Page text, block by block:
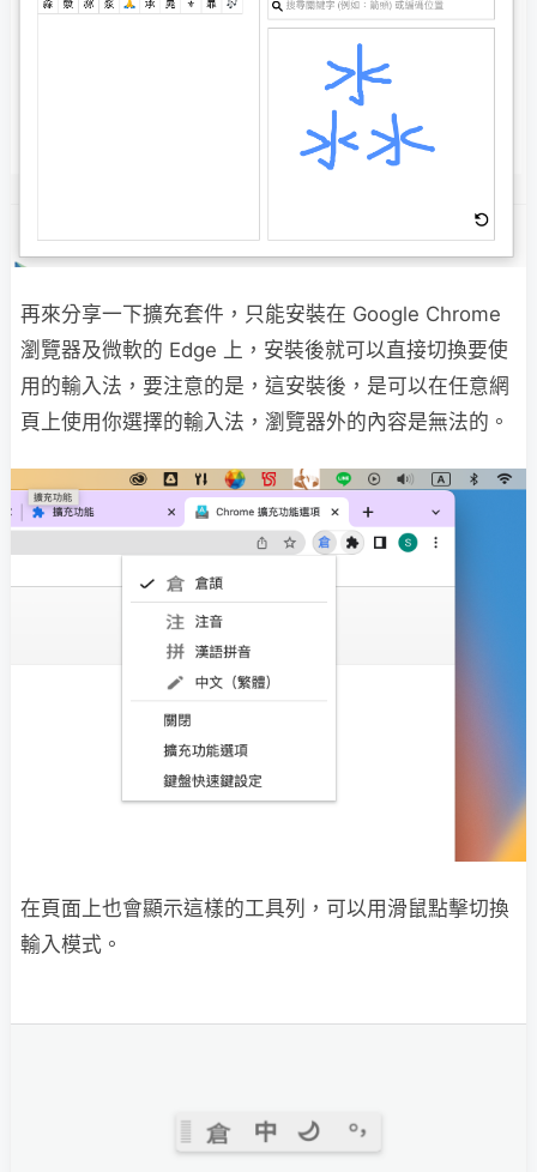
再來分享一下擴充套件，只能安裝在 Google Chrome
瀏覽器及微軟的 Edge 上，安裝後就可以直接切換要使
用的輸入法，要注意的是，這安裝後，是可以在任意網
頁上使用你選擇的輸入法，瀏覽器外的內容是無法的。
在頁面上也會顯示這樣的工具列，可以用滑鼠點擊切換
輸入模式。